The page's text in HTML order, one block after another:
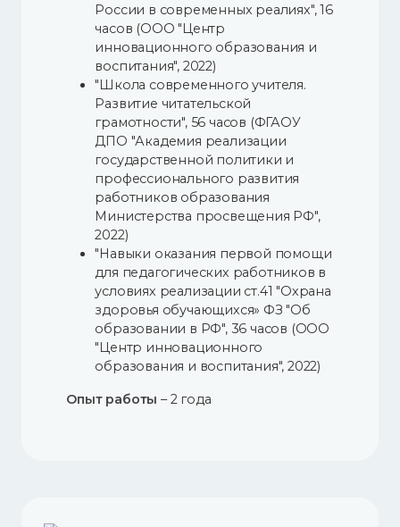
России в современных реалиях", 16
часов (ООО "Центр
инновационного образования и
воспитания", 2022)
"Школа современного учителя.
Развитие читательской
грамотности", 56 часов (ФГАОУ
ДПО "Академия реализации
государственной политики и
профессионального развития
работников образования
Министерства просвещения РФ",
2022)
"Навыки оказания первой помощи
для педагогических работников в
условиях реализации ст.41 "Охрана
здоровья обучающихся» ФЗ "Об
образовании в РФ", 36 часов (ООО
"Центр инновационного
образования и воспитания", 2022)
Опыт работы – 2 года